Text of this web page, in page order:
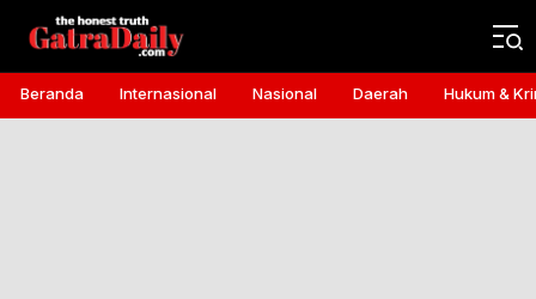
Gatra Daily
the honest truth
Beranda Internasional Nasional Daerah Hukum &